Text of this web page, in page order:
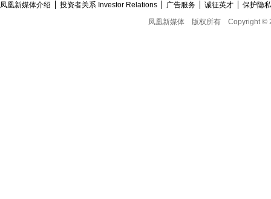
凤凰新媒体介绍 投资者关系 Investor Relations 广告服务 诚征英才
保护隐
凤凰新媒体
版权所有 Copyright ©